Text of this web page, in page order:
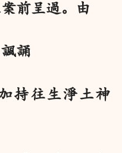
前呈過。由
誦
持往生淨土神